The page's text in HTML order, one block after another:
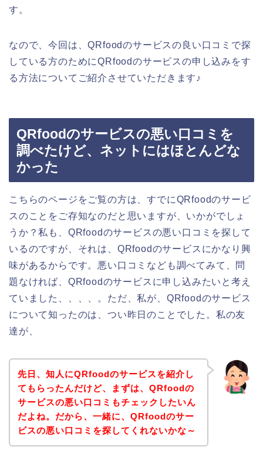
す。
なので、今回は、QRfoodのサービスの良い口コミで探
している方のためにQRfoodのサービスの申し込みをす
る方法についてご紹介させていただきます♪
QRfoodのサービスの悪い口コミを
調べたけど、ネットにはほとんどな
かった
こちらのページをご覧の方は、すでにQRfoodのサービ
スのことをご存知なのだと思いますが、いかがでしょ
うか？私も、QRfoodのサービスの悪い口コミを探して
いるのですが、それは、QRfoodのサービスにかなり興
味があるからです。悪い口コミなども調べてみて、問
題なければ、QRfoodのサービスに申し込みたいと考え
ていました、、、、。ただ、私が、QRfoodのサービス
について知ったのは、つい昨日のことでした。私の友
達が、
先日、知人にQRfoodのサービスを紹介し
てもらったんだけど、まずは、QRfoodの
サービスの悪い口コミもチェックしたいん
だよね。だから、一緒に、QRfoodのサー
ビスの悪い口コミを探してくれないかな～